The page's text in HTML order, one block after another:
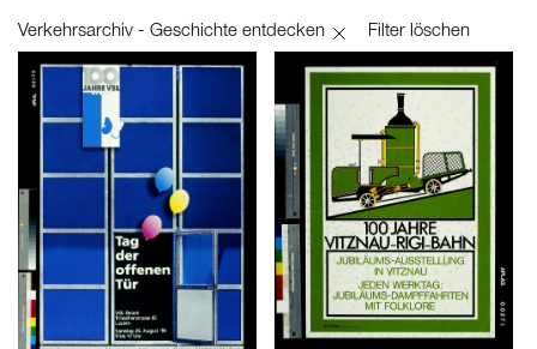
Systematik
Suche Systematik...
Personen
Suche Personen...
Objekttyp
Verkehrsarchiv - Geschichte entdecken Filter löschen